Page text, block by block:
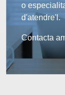
o
d'atendre'l.
Contacta